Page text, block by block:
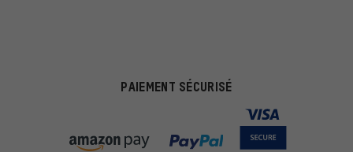
PAIEMENT SÉCURISÉ